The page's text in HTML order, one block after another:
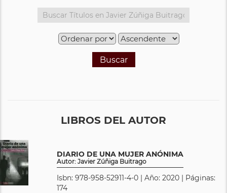
Buscar
LIBROS DEL AUTOR
DIARIO DE UNA MUJER ANÓNIMA
Autor: Javier Zúñiga Buitrago
Isbn: 978-958-52911-4-0 | Año: 2020 | Páginas:
174